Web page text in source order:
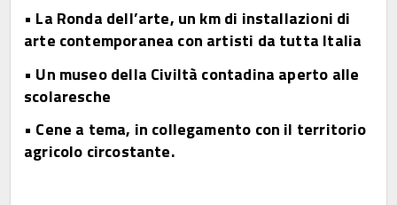
• La Ronda dell’arte, un km di installazioni di
arte contemporanea con artisti da tutta Italia
• Un museo della Civiltà contadina aperto alle
scolaresche
• Cene a tema, in collegamento con il territorio
agricolo circostante.